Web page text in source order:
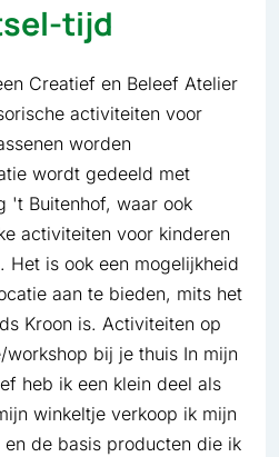
tijd
Creatief en Beleef Atelier
activiteiten voor
worden
wordt gedeeld met
't Buitenhof, waar ook
activiteiten voor kinderen
Het is ook een mogelijkheid
aan te bieden, mits het
Kroon is. Activiteiten op
bij je thuis In mijn
heb ik een klein deel als
winkeltje verkoop ik mijn
de basis producten die ik